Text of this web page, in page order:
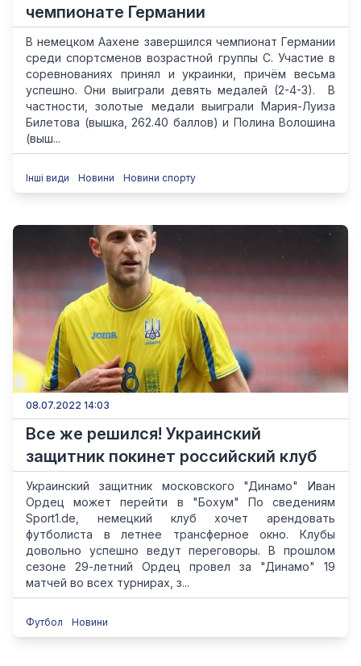
чемпионате Германии
В немецком Аахене завершился чемпионат Германии
среди спортсменов возрастной группы С. Участие в
соревнованиях принял и украинки, причём весьма
успешно. Они выиграли девять медалей (2-4-3). В
частности, золотые медали выиграли Мария-Луиза
Билетова (вышка, 262.40 баллов) и Полина Волошина
(выш...
Інші види Новини Новини спорту
08.07.2022 14:03
Все же решился! Украинский
защитник покинет российский клуб
Украинский защитник московского "Динамо" Иван
Ордец может перейти в "Бохум" По сведениям
Sport1.de, немецкий клуб хочет арендовать
футболиста в летнее трансферное окно. Клубы
довольно успешно ведут переговоры. В прошлом
сезоне 29-летний Ордец провел за "Динамо" 19
матчей во всех турнирах, з...
Футбол Новини